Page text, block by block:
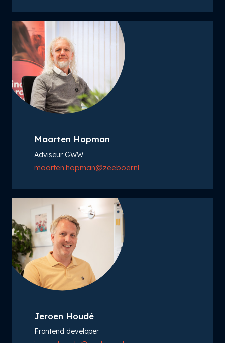
Maarten Hopman
Adviseur GWW
maarten.hopman@zeeboer.nl
Jeroen Houdé
Frontend developer